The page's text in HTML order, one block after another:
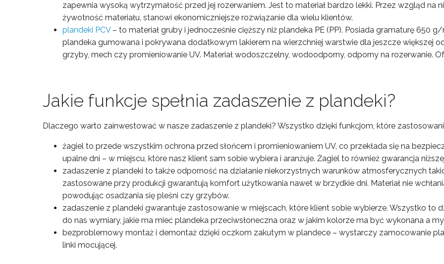
zapewnia wysoką wytrzymałość przed jej rozerwaniem. Jest to materiał bardzo lekki. Przez wzgląd na
żywotność materiału, stanowi ekonomiczniejsze rozwiązanie dla wielu klientów.
plandeki PCV– to materiał gruby i jednocześnie cięższy niż plandeka PE (PP). Posiada gramaturę 650
plandeka gumowana i pokrywana dodatkowym lakierem na wierzchniej warstwie dla jeszcze większej
grzyby, mech czy promieniowanie UV. Materiał wodoszczelny, wodoodporny, odporny na rozerwanie.
Jakie funkcje spełnia zadaszenie z plandeki?
Dlaczego warto zainwestować w nasze zadaszenie z plandeki? Wszystko dzięki funkcjom, które
żagiel to przede wszystkim ochrona przed słońcem i promieniowaniem UV, co przekłada się na
upalne dni – w miejscu, które nasz klient sam sobie wybiera i aranżuje. Żagiel to również gwarancja
zadaszenie z plandeki to także odporność na działanie niekorzystnych warunków atmosferycznych
zastosowane przy produkcji gwarantują komfort użytkowania nawet w brzydkie dni. Materiał nie
powodując osadzania się pleśni czy grzybów.
zadaszenie z plandeki gwarantuje zastosowanie w miejscach, które klient sobie wybierze. Wszystko to
do nas wymiary, jakie ma mieć plandeka przeciwsłoneczna oraz w jakim kolorze ma być wykonana a
bezproblemowy montaż i demontaż dzięki oczkom zakutym w plandece – wystarczy zamocowanie
linki mocującej.